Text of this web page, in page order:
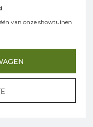
van onze showtuinen